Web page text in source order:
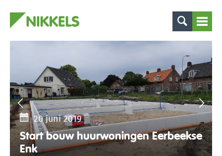
20 juni 2019
Start bouw huurwoningen Eerbeekse
Enk